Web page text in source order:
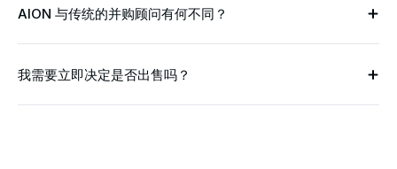
AION 与传统的并购顾问有何不同？
我需要立即决定是否出售吗？